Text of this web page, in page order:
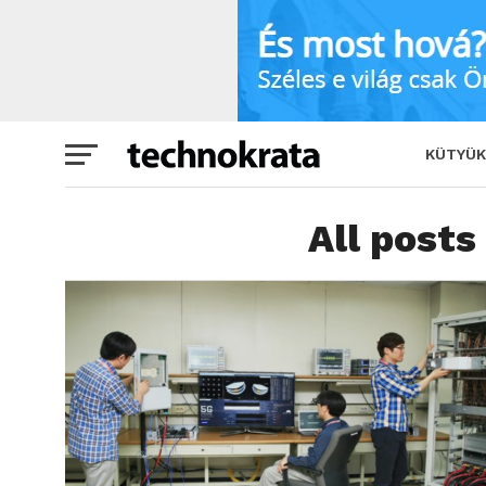
KÜTYÜK
All posts